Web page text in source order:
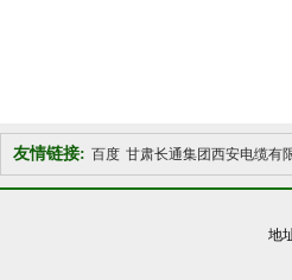
友情链接: 百度 甘肃长通集团西安电缆有
地